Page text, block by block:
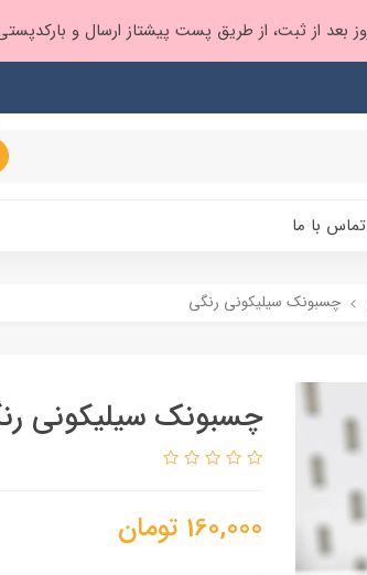
تماس با ما
چسبونک سیلیکونی رنگی
چسبونک سیلیکونی
160,000 تومان